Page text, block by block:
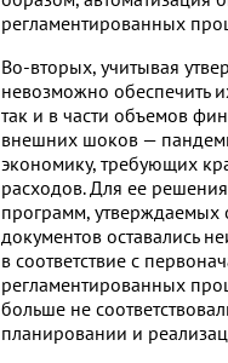
регламентированных
Во-вторых, учитывая
невозможно обеспечить
так и в части объемов
внешних шоков —
экономику, требующих
расходов. Для ее
программ,
документов оставались
в соответствие с
регламентированных
больше не
планировании и